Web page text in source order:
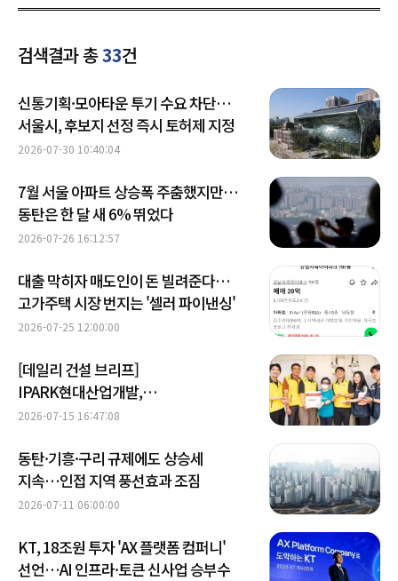
검색결과 총33건
신통기획·모아타운 투기 수요 차단…
서울시, 후보지 선정 즉시 토허제 지정
2026-07-30 10:40:04
7월 서울 아파트 상승폭 주춤했지만…
동탄은 한 달 새 6% 뛰었다
2026-07-26 16:12:57
대출 막히자 매도인이 돈 빌려준다…
고가주택 시장 번지는 '셀러 파이낸싱'
2026-07-25 12:00:00
[데일리 건설 브리프]
IPARK현대산업개발,
광명하안노인종합복지관서 사랑의 김치
2026-07-15 16:47:08
동탄·기흥·구리 규제에도 상승세
지속…인접 지역 풍선효과 조짐
2026-07-11 06:00:00
KT, 18조원 투자 'AX 플랫폼 컴퍼니'
선언…AI 인프라·토큰 신사업 승부수